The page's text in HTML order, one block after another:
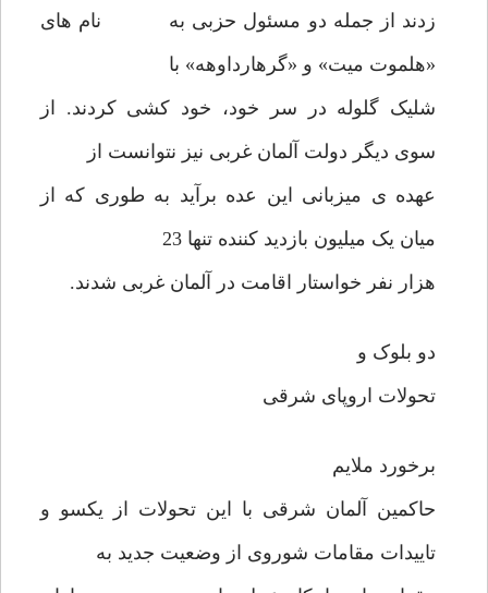
زدند از جمله دو مسئول حزبی به نام های
«هلموت میت» و «گرهارداوهه» با
شلیک گلوله در سر خود، خود کشی کردند. از
سوی دیگر دولت آلمان غربی نیز نتوانست از
عهده ی میزبانی این عده برآید به طوری که از
میان یک میلیون بازدید کننده تنها 23
هزار نفر خواستار اقامت در آلمان غربی شدند.
دو بلوک و
تحولات اروپای شرقی
برخورد ملایم
حاکمین آلمان شرقی با این تحولات از یکسو و
تاییدات مقامات شوروی از وضعیت جدید به